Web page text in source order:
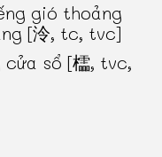
gió thoảng
[泠, tc, tvc]
cửa sổ [櫺, tvc,